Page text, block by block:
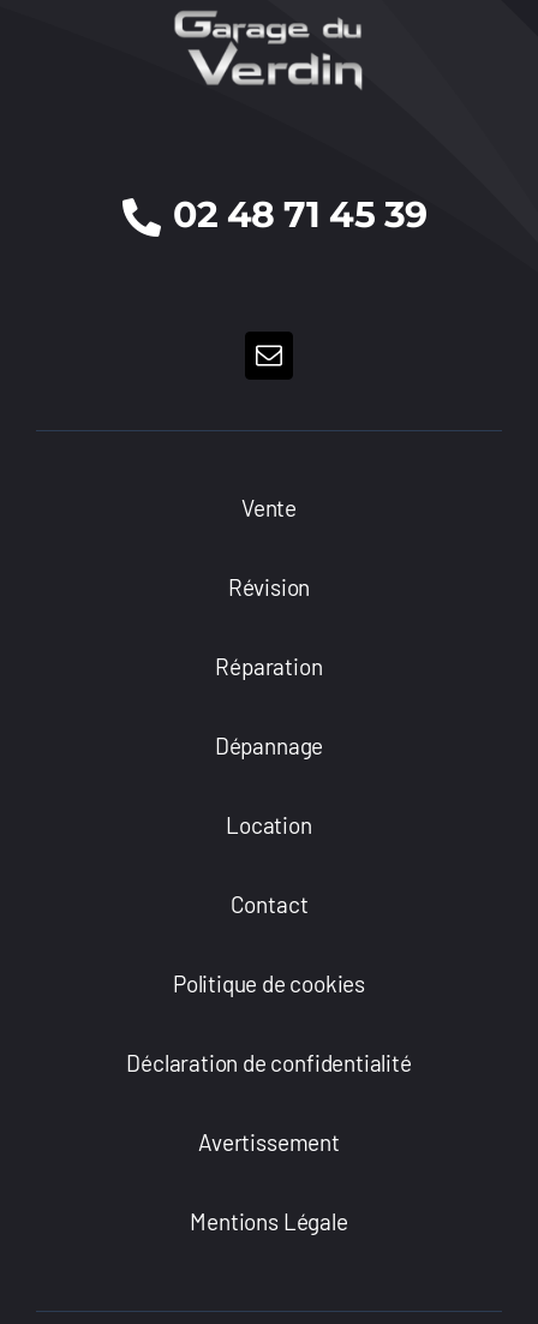
02 48 71 45 39
Vente
Révision
Réparation
Dépannage
Location
Contact
Politique de cookies
Déclaration de confidentialité
Avertissement
Mentions Légale